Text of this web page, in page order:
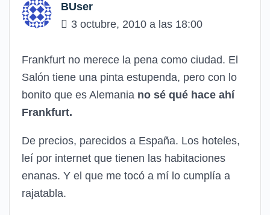
BUser
3 octubre, 2010 a las 18:00
Frankfurt no merece la pena como ciudad. El
Salón tiene una pinta estupenda, pero con lo
bonito que es Alemania no sé qué hace ahí
Frankfurt.
De precios, parecidos a España. Los hoteles,
leí por internet que tienen las habitaciones
enanas. Y el que me tocó a mí lo cumplía a
rajatabla.